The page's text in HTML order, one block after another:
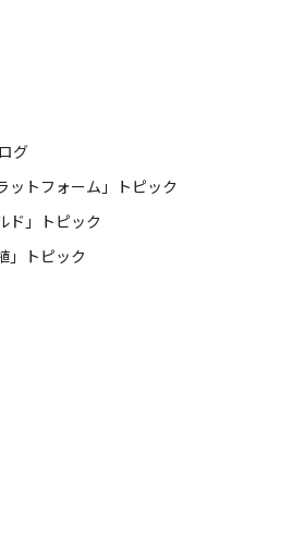
グ
ットフォーム」トピック
ド」トピック
」トピック